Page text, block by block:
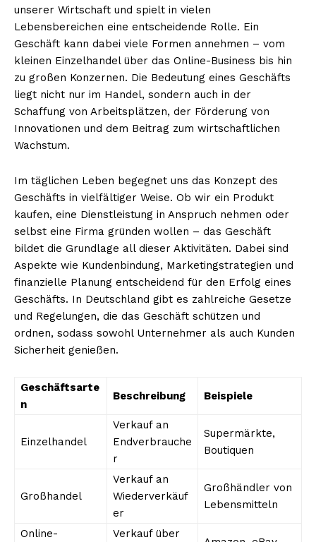
unserer Wirtschaft und spielt in vielen
Lebensbereichen eine entscheidende Rolle. Ein
Geschäft kann dabei viele Formen annehmen – vom
kleinen Einzelhandel über das Online-Business bis hin
zu großen Konzernen. Die Bedeutung eines Geschäfts
liegt nicht nur im Handel, sondern auch in der
Schaffung von Arbeitsplätzen, der Förderung von
Innovationen und dem Beitrag zum wirtschaftlichen
Wachstum.
Im täglichen Leben begegnet uns das Konzept des
Geschäfts in vielfältiger Weise. Ob wir ein Produkt
kaufen, eine Dienstleistung in Anspruch nehmen oder
selbst eine Firma gründen wollen – das Geschäft
bildet die Grundlage all dieser Aktivitäten. Dabei sind
Aspekte wie Kundenbindung, Marketingstrategien und
finanzielle Planung entscheidend für den Erfolg eines
Geschäfts. In Deutschland gibt es zahlreiche Gesetze
und Regelungen, die das Geschäft schützen und
ordnen, sodass sowohl Unternehmer als auch Kunden
Sicherheit genießen.
Geschäftsarte
n
Beschreibung Beispiele
Einzelhandel
Verkauf an
Endverbrauche
r
Supermärkte,
Boutiquen
Großhandel
Verkauf an
Wiederverkäuf
er
Großhändler von
Lebensmitteln
Online-
Verkauf über